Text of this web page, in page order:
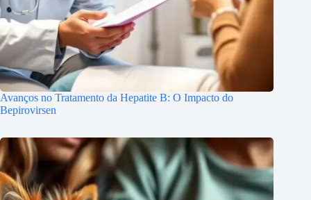
Avanços no Tratamento da Hepatite B: O Impacto do
Bepirovirsen